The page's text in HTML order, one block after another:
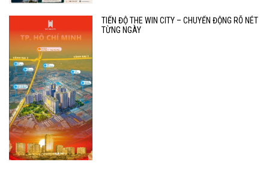
TIẾN ĐỘ THE WIN CITY – CHUYỂN ĐỘNG RÕ NÉT
TỪNG NGÀY